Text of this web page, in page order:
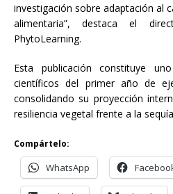
investigación sobre adaptación al
alimentaria”, destaca el
PhytoLearning.
Esta publicación constituye
científicos del primer año de
consolidando su proyección
resiliencia vegetal frente a la
Compártelo:
WhatsApp